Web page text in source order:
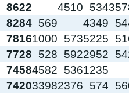
8622 4510 534
8284 569 4349
78161000 5735225
7728 528 5922952
74584582 5361235
742033982376 574